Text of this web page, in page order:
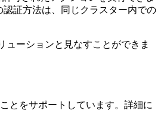
証方法は、同じクラスター内での
ーションと見なすことができま
とをサポートしています。詳細に